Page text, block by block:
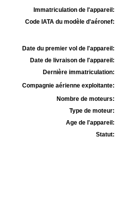
Immatriculation de l'appareil:
Code IATA du modèle d'aéronef:
Date du premier vol de l'appareil:
Date de livraison de l'appareil:
Dernière immatriculation:
Compagnie aérienne exploitante:
Nombre de moteurs:
Type de moteur:
Age de l'appareil:
Statut: